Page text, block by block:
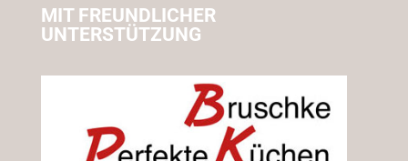
MIT FREUNDLICHER
UNTERSTÜTZUNG